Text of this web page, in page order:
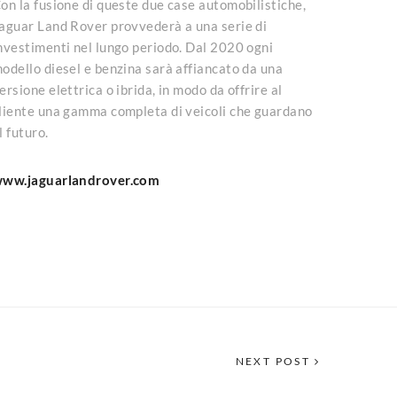
la fusione di queste due case automobilistiche,
Land Rover provvederà a una serie di
nel lungo periodo. Dal 2020 ogni
diesel e benzina sarà affiancato da una
elettrica o ibrida, in modo da offrire al
una gamma completa di veicoli che guardano
futuro.
NEXT POST